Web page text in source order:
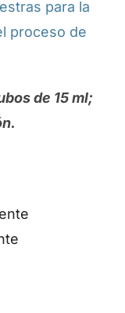
para la
proceso de
de 15 ml;